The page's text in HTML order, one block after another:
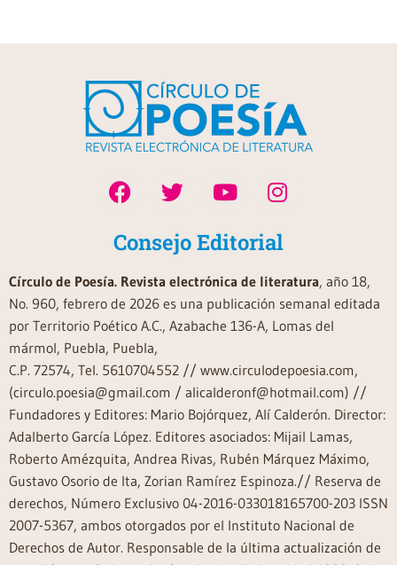
Consejo Editorial
Círculo de Poesía. Revista electrónica de literatura, año 18,
No. 960, febrero de 2026 es una publicación semanal editada
por Territorio Poético A.C., Azabache 136-A, Lomas del
mármol, Puebla, Puebla,
C.P. 72574, Tel. 5610704552 // www.circulodepoesia.com,
(circulo.poesia@gmail.com / alicalderonf@hotmail.com) //
Fundadores y Editores: Mario Bojórquez, Alí Calderón. Director:
Adalberto García López. Editores asociados: Mijail Lamas,
Roberto Amézquita, Andrea Rivas, Rubén Márquez Máximo,
Gustavo Osorio de Ita, Zorian Ramírez Espinoza.// Reserva de
derechos, Número Exclusivo 04-2016-033018165700-203 ISSN
2007-5367, ambos otorgados por el Instituto Nacional de
Derechos de Autor. Responsable de la última actualización de